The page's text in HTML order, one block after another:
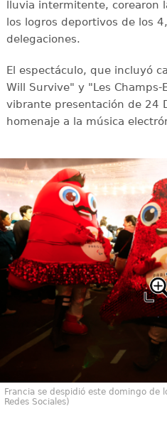
lluvia intermitente, corearon
los logros deportivos de los
delegaciones.
El espectáculo, que incluyó
Will Survive" y "Les
vibrante presentación de 24
homenaje a la música
Francia se despidió este domingo de
Redes Sociales)